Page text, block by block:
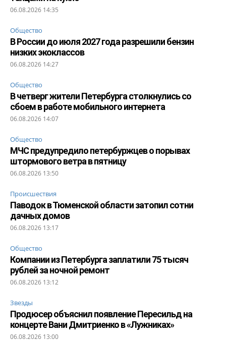
06.08.2026 14:35
Общество
В России до июля 2027 года разрешили бензин
низких экоклассов
06.08.2026 14:27
Общество
В четверг жители Петербурга столкнулись со
сбоем в работе мобильного интернета
06.08.2026 14:07
Общество
МЧС предупредило петербуржцев о порывах
штормового ветра в пятницу
06.08.2026 13:50
Происшествия
Паводок в Тюменской области затопил сотни
дачных домов
06.08.2026 13:17
Общество
Компании из Петербурга заплатили 75 тысяч
рублей за ночной ремонт
06.08.2026 13:12
Звезды
Продюсер объяснил появление Пересильд на
концерте Вани Дмитриенко в «Лужниках»
06.08.2026 13:00